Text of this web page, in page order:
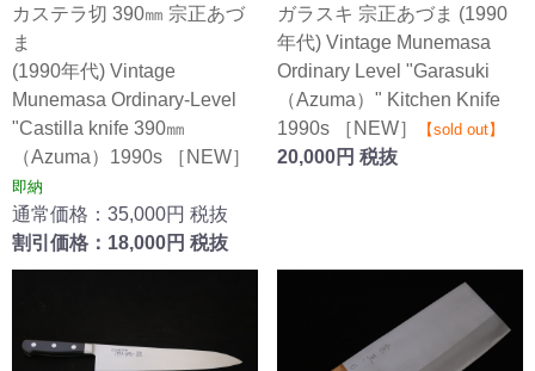
カステラ切 390㎜ 宗正あづ
ま
(1990年代) Vintage
Munemasa Ordinary-Level
"Castilla knife 390㎜
（Azuma）1990s ［NEW］
即納
通常価格：35,000円 税抜
割引価格：18,000円 税抜
ガラスキ 宗正あづま (1990
年代) Vintage Munemasa
Ordinary Level "Garasuki
（Azuma）" Kitchen Knife
1990s ［NEW］
【sold out】
20,000円 税抜